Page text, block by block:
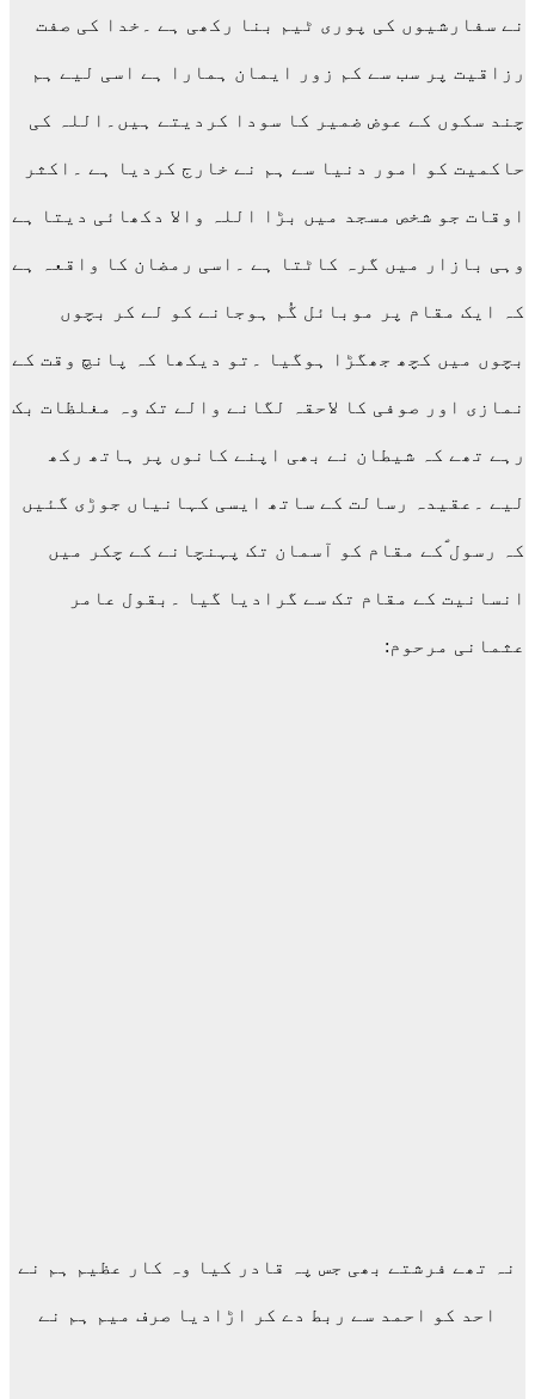
نے سفارشیوں کی پوری ٹیم بنا رکھی ہے ۔خدا کی صفت
رزاقیت پر سب سے کم زور ایمان ہمارا ہے اسی لیے ہم
چند سکوں کے عوض ضمیر کا سودا کردیتے ہیں۔اللہ کی
حاکمیت کو امور دنیا سے ہم نے خارج کردیا ہے ۔اکثر
اوقات جو شخص مسجد میں بڑا اللہ والا دکھائی دیتا ہے
وہی بازار میں گرہ کاٹتا ہے ۔اسی رمضان کا واقعہ ہے
کہ ایک مقام پر موبائل گُم ہوجانے کو لے کر بچوں
بچوں میں کچھ جھگڑا ہوگیا ۔تو دیکھا کہ پانچ وقت کے
نمازی اور صوفی کا لاحقہ لگانے والے تک وہ مغلظات بک
رہے تھے کہ شیطان نے بھی اپنے کانوں پر ہاتھ رکھ
لیے ۔عقیدہ رسالت کے ساتھ ایسی کہانیاں جوڑی گئیں
کہ رسول ؐکے مقام کو آسمان تک پہنچانے کے چکر میں
انسانیت کے مقام تک سے گرادیا گیا ۔بقول عامر
عثمانی مرحوم:
نہ تھے فرشتے بھی جس پہ قادر کیا وہ کار عظیم ہم نے
احد کو احمد سے ربط دے کر اڑادیا صرف میم ہم نے